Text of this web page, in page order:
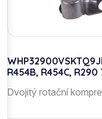
R454B, R454C, R290
Dvojitý rotační